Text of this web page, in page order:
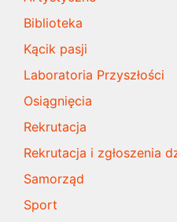
Biblioteka
Kącik pasji
Laboratoria Przyszłości
Osiągnięcia
Rekrutacja
Rekrutacja i zgłoszenia
Samorząd
Sport